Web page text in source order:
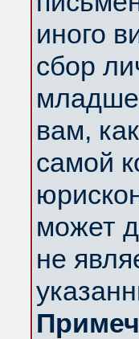
иного
сбор
младше
вам,
самой
может
не